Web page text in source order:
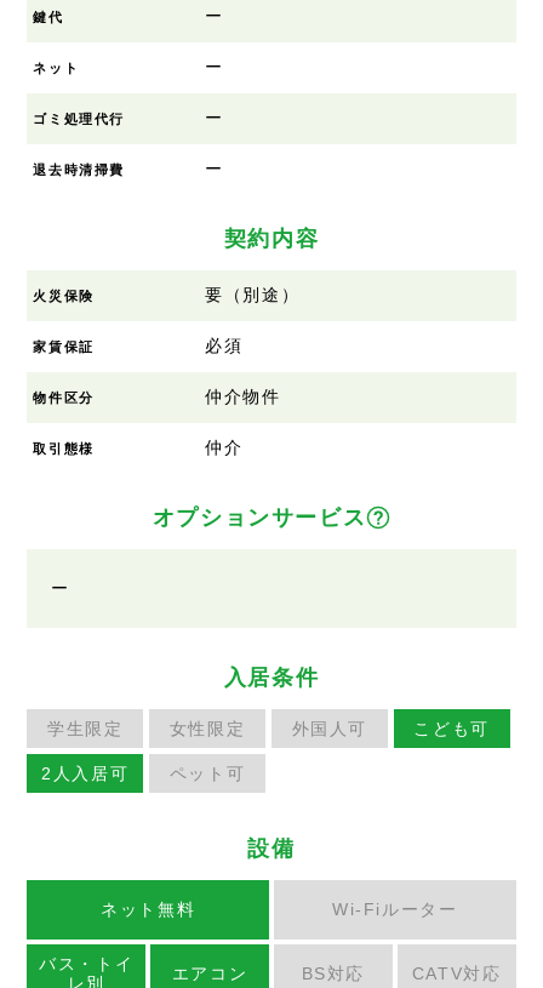
鍵代 ー
ネット ー
ゴミ処理代行 ー
退去時清掃費 ー
契約内容
火災保険 要（別途）
家賃保証 必須
物件区分 仲介物件
取引態様 仲介
オプションサービス
ー
入居条件
学生限定 女性限定 外国人可 こども可
2人入居可 ペット可
設備
ネット無料 Wi-Fiルーター
バス・トイ
レ別
エアコン BS対応 CATV対応